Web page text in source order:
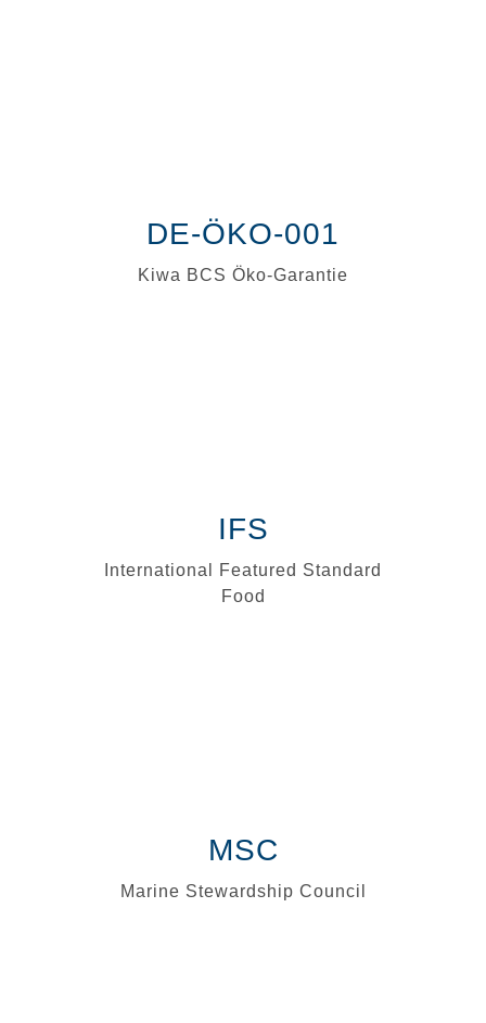
DE-ÖKO-001
Kiwa BCS Öko-Garantie
IFS
International Featured Standard
Food
MSC
Marine Stewardship Council